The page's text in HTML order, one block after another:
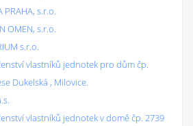
PRAHA, s.r.o.
OMEN, s.r.o.
s.r.o.
vlastníků jednotek pro dům čp.
Dukelská , Milovice.
vlastníků jednotek v domě čp. 2739